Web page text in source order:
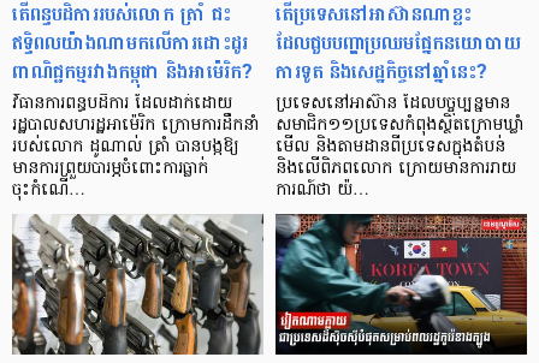
តើពន្ធបដិការរបស់លោក ត្រាំ ជះ
ឥទ្ធិពលយ៉ាងណាមកលើការដោះដូរ
ពាណិជ្ជកម្មរវាងកម្ពុជា និងអាម៉េរិក?
វិធានការពន្ធបដិការ ដែលដាក់ដោយ
រដ្ឋបាលសហរដ្ឋអាម៉េរិក ក្រោមការដឹកនាំ
របស់លោក ដូណាល់ ត្រាំ បានបង្កឱ្យ
មានការព្រួយបារម្ភចំពោះការធ្លាក់
ចុះកំណើ…
តើប្រទេសនៅអាស៊ានណាខ្លះ
ដែលជួបបញ្ហាប្រឈមផ្នែកនយោបាយ
ការទូត និងសេដ្ឋកិច្ចនៅឆ្នាំនេះ?
ប្រទេសនៅអាស៊ាន ដែលបច្ចុប្បន្នមាន
សមាជិក១១ប្រទេសកំពុងស្ថិតក្រោមឃ្លាំ
មើល និងតាមដានពីប្រទេសក្នុងតំបន់
និងលើពិភពលោក ក្រោយមានការរាយ
ការណ៍ថា យ៉…